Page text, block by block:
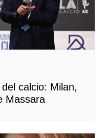
calcio: Milan,
Massara